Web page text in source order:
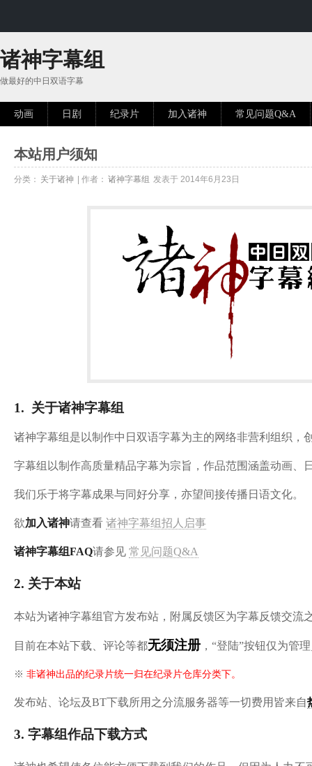
诸神字幕组
做最好的中日双语字幕
动画 日剧 纪录片 加入诸神 常见问题Q&A
本站用户须知
分类： 关于诸神 | 作者： 诸神字幕组 发表于 2014年6月23日
1. 关于诸神字幕组
诸神字幕组是以制作中日双语字幕为主的网络非营利组织，
字幕组以制作高质量精品字幕为宗旨，作品范围涵盖动画、
我们乐于将字幕成果与同好分享， 亦望间接传播日语文化。
欲加 入诸神请查看 诸神字幕组招人启事
诸神字幕组FAQ请参见 常见问题Q&A
2. 关于本站
本站为诸神字幕组官方发布站，附属反馈区为字幕反馈交流
目前在本站下载、评论等都无须注册 ，“登陆”按钮仅为管
※ 非诸神出品的纪录片统一归在纪录片仓库分类下。
发布站、论坛及BT下载所用之分流服务器等一切费用皆来自
3. 字幕组作品下载方式